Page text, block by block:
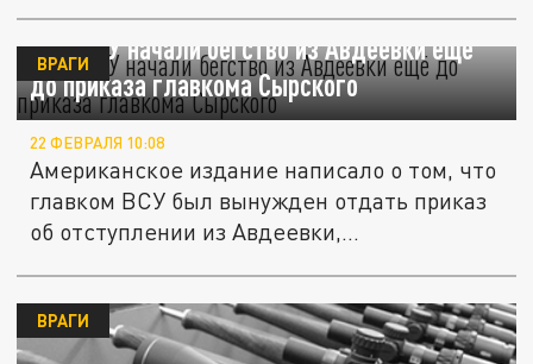
NYT: ВСУ начали бегство из Авдеевки ещё
до приказа главкома Сырского
ВРАГИ
22 ФЕВРАЛЯ 10:08
Американское издание написало о том, что
главком ВСУ был вынужден отдать приказ
об отступлении из Авдеевки,...
ВРАГИ